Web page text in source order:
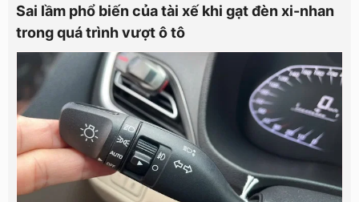
Sai lầm phổ biến của tài xế khi gạt đèn xi-nhan
trong quá trình vượt ô tô